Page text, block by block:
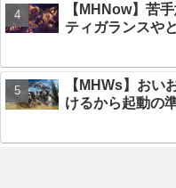
【MHNow】苦
ティガランスや
【MHWs】おい
けるから起動の